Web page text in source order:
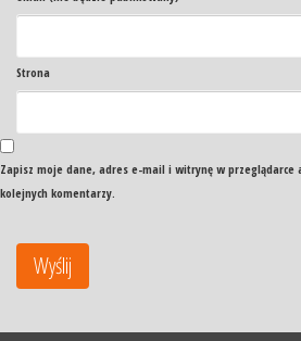
Strona
Zapisz moje dane, adres e-mail i witrynę w przeglądarce
kolejnych komentarzy.